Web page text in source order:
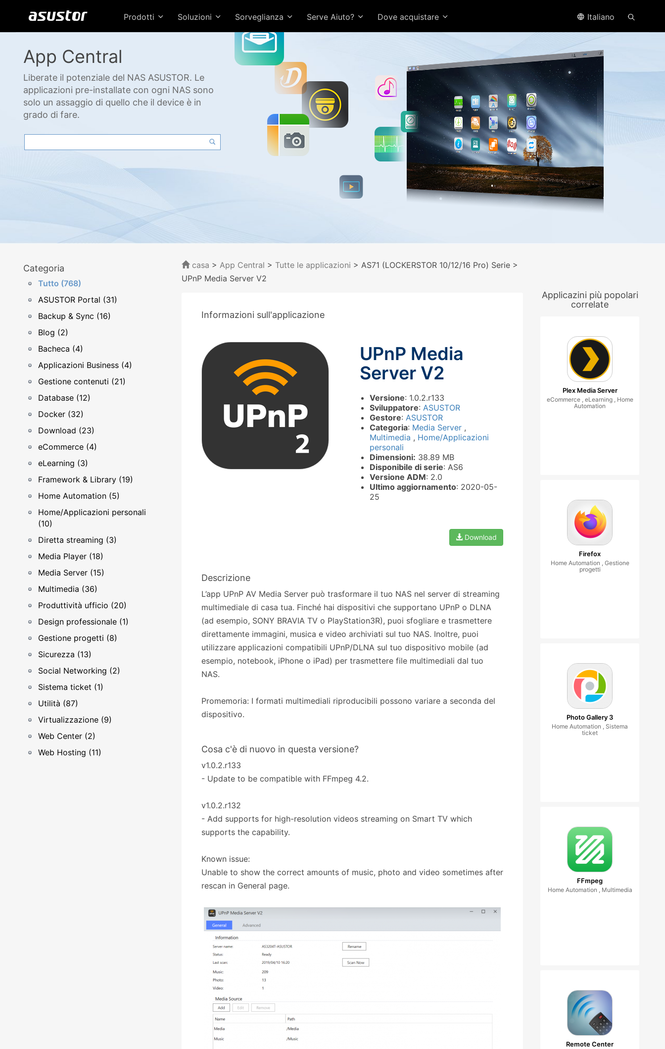
Prodotti Soluzioni Sorveglianza Serve Aiuto? Dove acquistare Italiano
App Central
Liberate il potenziale del NAS ASUSTOR. Le
applicazioni pre-installate con ogni NAS sono
solo un assaggio di quello che il device è in
grado di fare.
Categoria
Tutto (768)
ASUSTOR Portal (31)
Backup & Sync (16)
Blog (2)
Bacheca (4)
Applicazioni Business (4)
Gestione contenuti (21)
Database (12)
Docker (32)
Download (23)
eCommerce (4)
eLearning (3)
Framework & Library (19)
Home Automation (5)
Home/Applicazioni personali
(10)
Diretta streaming (3)
Media Player (18)
Media Server (15)
Multimedia (36)
Produttività ufficio (20)
Design professionale (1)
Gestione progetti (8)
Sicurezza (13)
Social Networking (2)
Sistema ticket (1)
Utilità (87)
Virtualizzazione (9)
Web Center (2)
Web Hosting (11)
casa > App Central > Tutte le applicazioni > AS71 (LOCKERSTOR 10/12/16 Pro) Serie >
UPnP Media Server V2
Informazioni sull'applicazione
UPnP Media
Server V2
Versione: 1.0.2.r133
Sviluppatore: ASUSTOR
Gestore: ASUSTOR
Categoria: Media Server ,
Multimedia , Home/Applicazioni
personali
Dimensioni: 38.89 MB
Disponibile di serie: AS6
Versione ADM: 2.0
Ultimo aggiornamento: 2020-05-
25
Download
Descrizione
L’app UPnP AV Media Server può trasformare il tuo NAS nel server di streaming
multimediale di casa tua. Finché hai dispositivi che supportano UPnP o DLNA
(ad esempio, SONY BRAVIA TV o PlayStation3R), puoi sfogliare e trasmettere
direttamente immagini, musica e video archiviati sul tuo NAS. Inoltre, puoi
utilizzare applicazioni compatibili UPnP/DLNA sul tuo dispositivo mobile (ad
esempio, notebook, iPhone o iPad) per trasmettere file multimediali dal tuo
NAS.
Promemoria: I formati multimediali riproducibili possono variare a seconda del
dispositivo.
Cosa c'è di nuovo in questa versione?
v1.0.2.r133
- Update to be compatible with FFmpeg 4.2.
v1.0.2.r132
- Add supports for high-resolution videos streaming on Smart TV which
supports the capability.
Known issue:
Unable to show the correct amounts of music, photo and video sometimes after
rescan in General page.
Applicazini più popolari
correlate
Plex Media Server
eCommerce , eLearning , Home
Automation
Firefox
Home Automation , Gestione
progetti
Photo Gallery 3
Home Automation , Sistema
ticket
FFmpeg
Home Automation , Multimedia
Remote Center